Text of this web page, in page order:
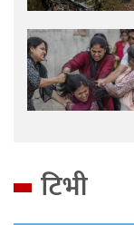
टिभी